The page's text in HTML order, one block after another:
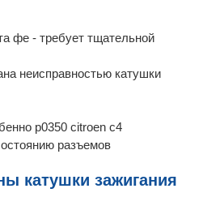
фе - требует тщательной
неисправностью катушки
p0350 citroen c4
разъемов
катушки зажигания